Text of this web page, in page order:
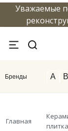
Уважаемые
Бренды A B
Главная
плитка